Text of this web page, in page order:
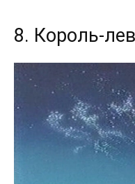
8. Король-